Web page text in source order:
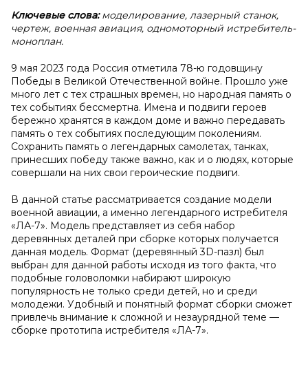
Ключевые слова:моделирование, лазерный станок,
чертеж, военная авиация, одномоторный истребитель-
моноплан.
9 мая 2023 года Россия отметила 78-ю годовщину
Победы в Великой Отечественной войне. Прошло уже
много лет с тех страшных времен, но народная память о
тех событиях бессмертна. Имена и подвиги героев
бережно хранятся в каждом доме и важно передавать
память о тех событиях последующим поколениям.
Сохранить память о легендарных самолетах, танках,
принесших победу также важно, как и о людях, которые
совершали на них свои героические подвиги.
В данной статье рассматривается создание модели
военной авиации, а именно легендарного истребителя
«ЛА-7». Модель представляет из себя набор
деревянных деталей при сборке которых получается
данная модель. Формат (деревянный 3D-пазл) был
выбран для данной работы исходя из того факта, что
подобные головоломки набирают широкую
популярность не только среди детей, но и среди
молодежи. Удобный и понятный формат сборки сможет
привлечь внимание к сложной и незаурядной теме —
сборке прототипа истребителя «ЛА-7».